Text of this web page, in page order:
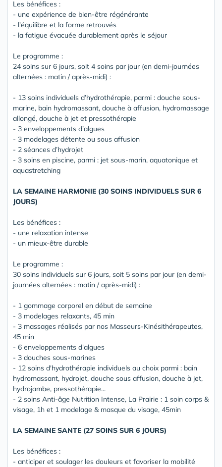
Les bénéfices :
- une expérience de bien-être régénérante
- l'équilibre et la forme retrouvés
- la fatigue évacuée durablement après le séjour
Le programme :
24 soins sur 6 jours, soit 4 soins par jour (en demi-journées
alternées : matin / après-midi) :
- 13 soins individuels d’hydrothérapie, parmi : douche sous-
marine, bain hydromassant, douche à affusion, hydromassage
allongé, douche à jet et pressothérapie
- 3 enveloppements d’algues
- 3 modelages détente ou sous affusion
- 2 séances d’hydrojet
- 3 soins en piscine, parmi : jet sous-marin, aquatonique et
aquastretching
LA SEMAINE HARMONIE (30 SOINS INDIVIDUELS SUR 6
JOURS)
Les bénéfices :
- une relaxation intense
- un mieux-être durable
Le programme :
30 soins individuels sur 6 jours, soit 5 soins par jour (en demi-
journées alternées : matin / après-midi) :
- 1 gommage corporel en début de semaine
- 3 modelages relaxants, 45 min
- 3 massages réalisés par nos Masseurs-Kinésithérapeutes,
45 min
- 6 enveloppements d'algues
- 3 douches sous-marines
- 12 soins d'hydrothérapie individuels au choix parmi : bain
hydromassant, hydrojet, douche sous affusion, douche à jet,
hydrojambe, pressothérapie...
- 2 soins Anti-âge Nutrition Intense, La Prairie : 1 soin corps &
visage, 1h et 1 modelage & masque du visage, 45min
LA SEMAINE SANTE (27 SOINS SUR 6 JOURS)
Les bénéfices :
- anticiper et soulager les douleurs et favoriser la mobilité